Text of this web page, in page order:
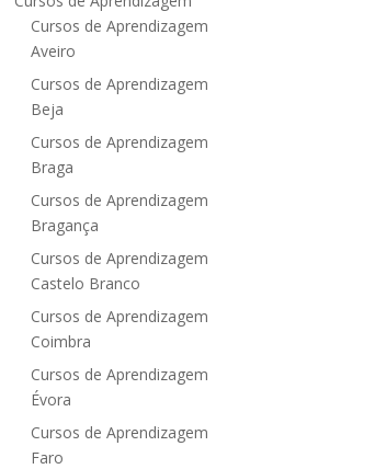
Cursos de Aprendizagem
Aveiro
Cursos de Aprendizagem
Beja
Cursos de Aprendizagem
Braga
Cursos de Aprendizagem
Bragança
Cursos de Aprendizagem
Castelo Branco
Cursos de Aprendizagem
Coimbra
Cursos de Aprendizagem
Évora
Cursos de Aprendizagem
Faro